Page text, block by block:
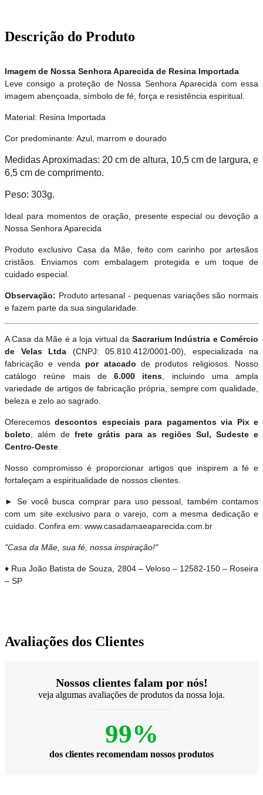
Descrição do Produto
Imagem de Nossa Senhora Aparecida de Resina Importada
Leve consigo a proteção de Nossa Senhora Aparecida com essa
imagem abençoada, símbolo de fé, força e resistência espiritual.
Material: Resina Importada
Cor predominante: Azul, marrom e dourado
Medidas Aproximadas: 20 cm de altura, 10,5 cm de largura, e
6,5 cm de comprimento.
Peso: 303g.
Ideal para momentos de oração, presente especial ou devoção a
Nossa Senhora Aparecida
Produto exclusivo Casa da Mãe, feito com carinho por artesãos
cristãos. Enviamos com embalagem protegida e um toque de
cuidado especial.
Observação: Produto artesanal - pequenas variações são normais
e fazem parte da sua singularidade.
A Casa da Mãe é a loja virtual da Sacrarium Indústria e Comércio
de Velas Ltda (CNPJ: 05.810.412/0001-00), especializada na
fabricação e venda por atacado de produtos religiosos. Nosso
catálogo reúne mais de 6.000 itens , incluindo uma ampla
variedade de artigos de fabricação própria, sempre com qualidade,
beleza e zelo ao sagrado.
Oferecemosdescontos especiais para pagamentos via Pix e
boleto , além de frete grátis para as regiões Sul, Sudeste e
Centro-Oeste
Nosso compromisso é proporcionar artigos que inspirem a fé e
fortaleçam a espiritualidade de nossos clientes.
► Se você busca comprar para uso pessoal, também contamos
com um site exclusivo para o varejo, com a mesma dedicação e
cuidado. Confira em: www.casadamaeaparecida.com.br
"Casa da Mãe, sua fé, nossa inspiração!"
♦ Rua João Batista de Souza, 2804 – Veloso – 12582-150 – Roseira
– SP
Avaliações dos Clientes
Nossos clientes falam por nós!
veja algumas avaliações de produtos da nossa loja.
99%
dos clientes recomendam nossos produtos